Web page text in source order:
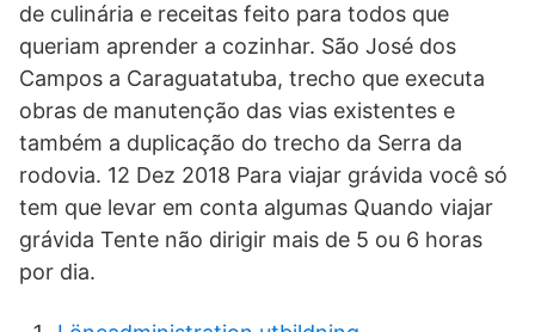
de culinária e receitas feito para todos que
queriam aprender a cozinhar. São José dos
Campos a Caraguatatuba, trecho que executa
obras de manutenção das vias existentes e
também a duplicação do trecho da Serra da
rodovia. 12 Dez 2018 Para viajar grávida você só
tem que levar em conta algumas Quando viajar
grávida Tente não dirigir mais de 5 ou 6 horas
por dia.